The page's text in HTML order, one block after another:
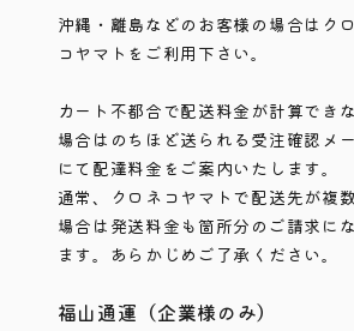
沖縄・離島などのお客様の場合はク
コヤマトをご利用下さい。
カート不都合で配送料金が計算でき
場合はのちほど送られる受注確認メ
にて配達料金をご案内いたします。
通常、クロネコヤマトで配送先が複
場合は発送料金も箇所分のご請求に
ます。あらかじめご了承ください。
福山通運（企業様のみ）